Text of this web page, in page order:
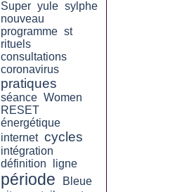
Super yule sylphe
nouveau
programme st
rituels
consultations
coronavirus
pratiques
séance Women
RESET
énergétique
internet cycles
intégration
définition
ligne
période
Bleue